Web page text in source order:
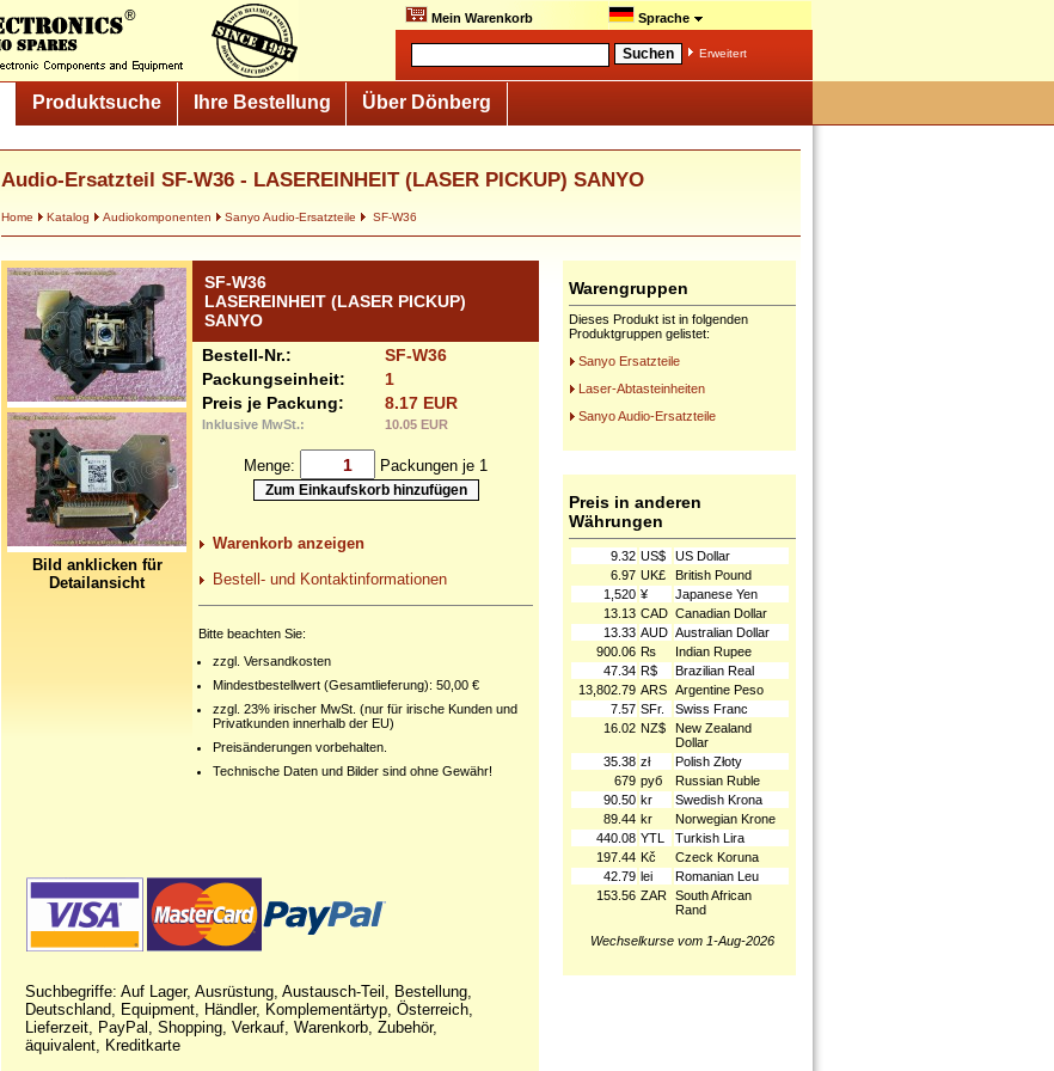
Mein Warenkorb Sprache
Erweitert
Produktsuche Ihre Bestellung Über Dönberg
Audio-Ersatzteil SF-W36 - LASEREINHEIT (LASER PICKUP) SANYO
Home Katalog Audiokomponenten Sanyo Audio-Ersatzteile SF-W36
Bild anklicken für
Detailansicht
SF-W36
LASEREINHEIT (LASER PICKUP)
SANYO
Bestell-Nr.:
SF-W36
Packungseinheit:
1
Preis je Packung:
8.17 EUR
Inklusive MwSt.: 10.05 EUR
Menge: Packungen je 1
Warenkorb anzeigen
Bestell- und Kontaktinformationen
Bitte beachten Sie:
zzgl. Versandkosten
Mindestbestellwert (Gesamtlieferung): 50,00 €
zzgl. 23% irischer MwSt. (nur für irische Kunden und
Privatkunden innerhalb der EU)
Preisänderungen vorbehalten.
Technische Daten und Bilder sind ohne Gewähr!
Suchbegriffe: Auf Lager, Ausrüstung, Austausch-Teil, Bestellung,
Deutschland, Equipment, Händler, Komplementärtyp, Österreich,
Lieferzeit, PayPal, Shopping, Verkauf, Warenkorb, Zubehör,
äquivalent, Kreditkarte
Warengruppen
Dieses Produkt ist in folgenden
Produktgruppen gelistet:
Sanyo Ersatzteile
Laser-Abtasteinheiten
Sanyo Audio-Ersatzteile
Preis in anderen
Währungen
9.32 US$
US Dollar
6.97 UK£
British Pound
1,520 ¥
Japanese Yen
13.13 CAD Canadian Dollar
13.33 AUD Australian Dollar
900.06 ₨
Indian Rupee
47.34 R$
Brazilian Real
13,802.79 ARS Argentine Peso
7.57 SFr.
Swiss Franc
16.02 NZ$
New Zealand
Dollar
35.38 zł
Polish Złoty
679 руб
Russian Ruble
90.50 kr
Swedish Krona
89.44 kr
Norwegian Krone
440.08 YTL
Turkish Lira
197.44 Kč
Czeck Koruna
42.79 lei
Romanian Leu
153.56 ZAR South African
Rand
Wechselkurse vom 1-Aug-2026